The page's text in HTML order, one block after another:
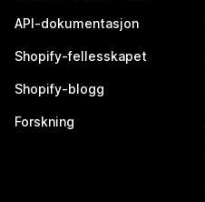
API-dokumentasjon
Shopify-fellesskapet
Shopify-blogg
Forskning